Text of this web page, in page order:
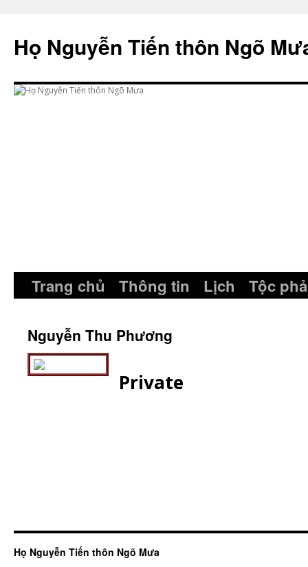
content
Họ Nguyễn Tiến thôn Ngõ
Trang chủ Thông tin Lịch Tộc phả
Nguyễn Thu Phương
Private
Họ Nguyễn Tiến thôn Ngõ Mưa